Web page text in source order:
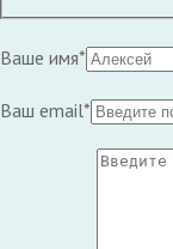
Ваше имя*
Ваш email*